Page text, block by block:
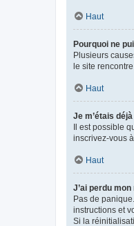
Haut
Pourquoi ne
Plusieurs
le site
Haut
Je m’étais
Il est possible
inscrivez-vous
Haut
J’ai perdu
Pas de
instructions et
Si la